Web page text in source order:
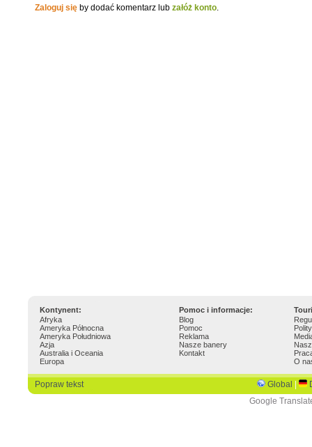
Zaloguj się by dodać komentarz lub załóż konto.
Kontynent: Pomoc i informacje:
Afryka
Ameryka Północna
Ameryka Południowa
Azja
Australia i Oceania
Europa
Blog
Pomoc
Reklama
Nasze banery
Kontakt
O
Popraw tekst Global
Google